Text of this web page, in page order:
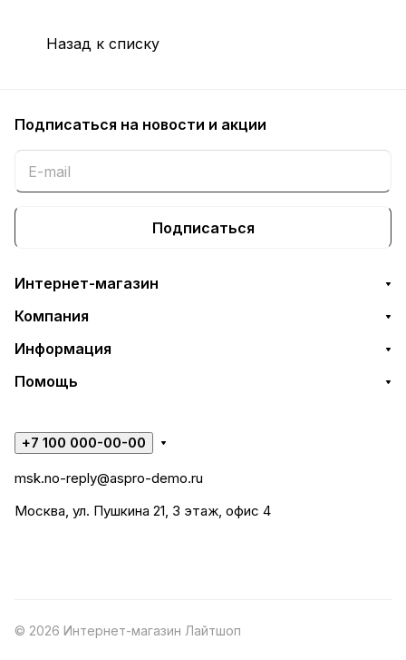
Назад к списку
Подписаться на новости и акции
Подписаться
Интернет-магазин
Компания
Информация
Помощь
+7 100 000-00-00
msk.no-reply@aspro-demo.ru
Москва, ул. Пушкина 21, 3 этаж, офис 4
© 2026 Интернет-магазин Лайтшоп